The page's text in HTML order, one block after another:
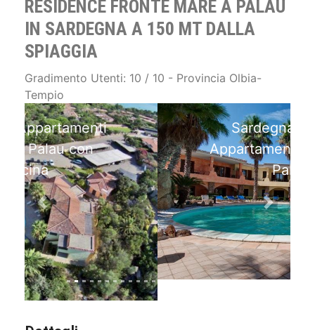
RESIDENCE FRONTE MARE A PALAU
IN SARDEGNA A 150 MT DALLA
SPIAGGIA
Gradimento Utenti: 10 / 10 - Provincia Olbia-
Tempio
Sardegna: Piscina
Appartamenti Vacanza a
Palau
Previous Next